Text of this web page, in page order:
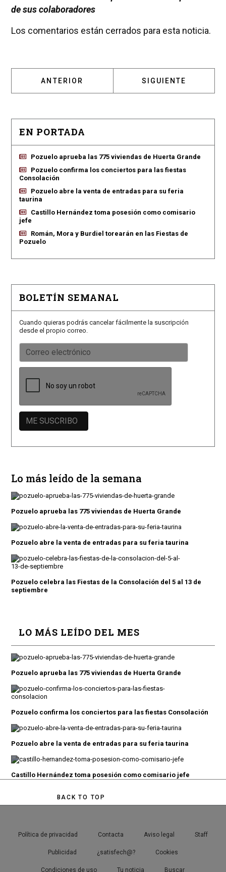
de sus colaboradores
Los comentarios están cerrados para esta noticia.
ARTÍCULO ANTERIOR: AYUNTAMIENTOS EN
ANTERIOR ARTÍCULO
SIGUIENTE
EN PORTADA
Pozuelo aprueba las 775 viviendas de Huerta Grande
Pozuelo confirma los conciertos para las fiestas
Consolación
Pozuelo abre la venta de entradas para su feria
taurina
Castillo Hernández toma posesión como comisario
jefe
Román, Mora y Burdiel torearán en las Fiestas de
Pozuelo
BOLETÍN SEMANAL
Cuando quieras podrás cancelar fácilmente la suscripción
desde el propio correo.
Lo más leído de la semana
Pozuelo aprueba las 775 viviendas de Huerta Grande
Pozuelo abre la venta de entradas para su feria taurina
Pozuelo celebra las Fiestas de la Consolación del 5 al 13 de
septiembre
LO MÁS LEÍDO DEL MES
Pozuelo aprueba las 775 viviendas de Huerta Grande
Pozuelo confirma los conciertos para las fiestas Consolación
Pozuelo abre la venta de entradas para su feria taurina
Castillo Hernández toma posesión como comisario jefe
BACK TO TOP
Política de privacidad Contacta Aviso legal Staff
Publicidad ¿satisfech@? Cookies
Condiciones de uso Tu noticia Buscar